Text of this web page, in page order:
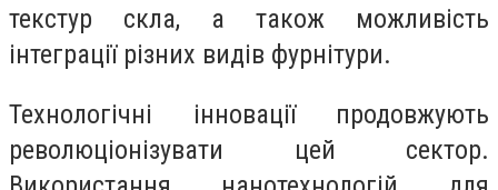
текстур скла, а також можливість
інтеграції різних видів фурнітури.
Технологічні інновації продовжують
революціонізувати цей сектор.